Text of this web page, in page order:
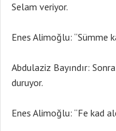
Selam veriyor.
Enes Alimoğlu: “Sümme
Abdulaziz Bayındır:
duruyor.
Enes Alimoğlu: “Fe kad